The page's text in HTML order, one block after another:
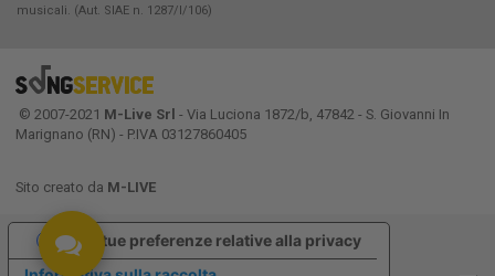
musicali. (Aut. SIAE n. 1287/I/106)
© 2007-2021 M-Live Srl - Via Luciona 1872/b, 47842 - S. Giovanni In
Marignano (RN) - P.IVA 03127860405
Sito creato da M-LIVE
Le tue preferenze relative alla privacy